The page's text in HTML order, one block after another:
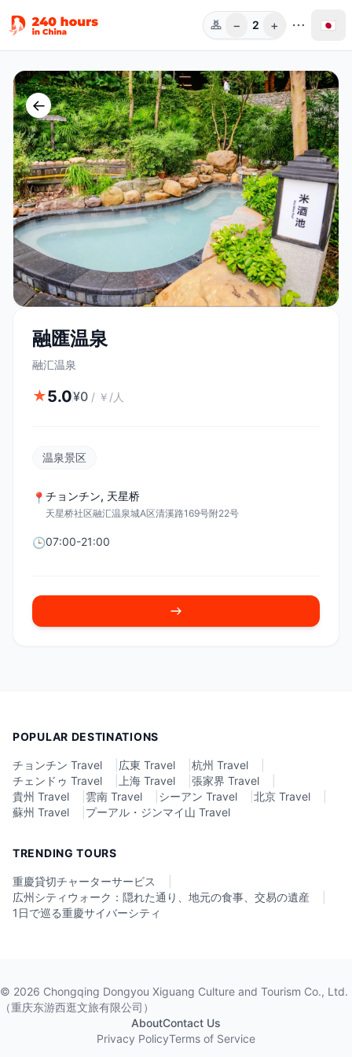
人数
− 2 + 🇯🇵
←
融匯温泉
融汇温泉
★5.0¥0 / ￥/人
温泉景区
📍 チョンチン, 天星桥
天星桥社区融汇温泉城A区清溪路169号附22号
🕒07:00-21:00
POPULAR DESTINATIONS
チョンチン Travel 広東 Travel 杭州 Travel
チェンドゥ Travel
上海 Travel 張家界 Travel
貴州 Travel
雲南 Travel シーアン Travel 北京 Travel
蘇州 Travel
プーアル・ジンマイ山 Travel
TRENDING TOURS
重慶貸切チャーターサービス
広州シティウォーク：隠れた通り、地元の食事、交易の遺産
1日で巡る重慶サイバーシティ
© 2026 Chongqing Dongyou Xiguang Culture and Tourism Co., Ltd.
（重庆东游西逛文旅有限公司）
AboutContact Us
Privacy PolicyTerms of Service